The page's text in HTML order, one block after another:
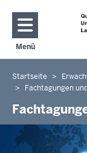
Menü
Navigation
Sie
befinden
sich
hier
Startseite
Fachtagungen